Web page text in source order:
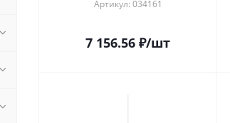
Артикул: 034161
7 156.56 ₽/шт